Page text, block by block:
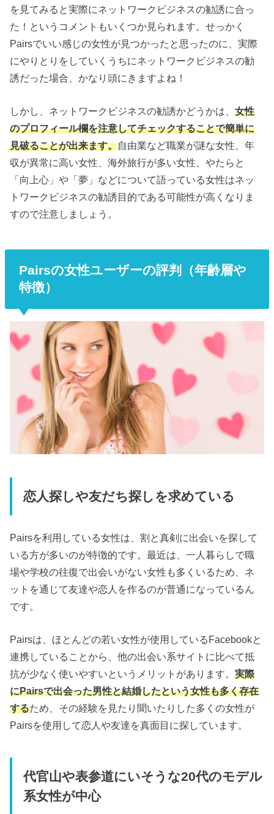
を見てみると実際にネットワークビジネスの勧誘に合っ
た！というコメントもいくつか見られます。せっかく
Pairsでいい感じの女性が見つかったと思ったのに、実際
にやりとりをしていくうちにネットワークビジネスの勧
誘だった場合、かなり頭にきますよね！
しかし、ネットワークビジネスの勧誘かどうかは、女性
のプロフィール欄を注意してチェックすることで簡単に
見破ることが出来ます。自由業など職業が謎な女性、年
収が異常に高い女性、海外旅行が多い女性、やたらと
「向上心」や「夢」などについて語っている女性はネッ
トワークビジネスの勧誘目的である可能性が高くなりま
すので注意しましょう。
Pairsの女性ユーザーの評判（年齢層や
特徴）
恋人探しや友だち探しを求めている
Pairsを利用している女性は、割と真剣に出会いを探して
いる方が多いのが特徴的です。最近は、一人暮らしで職
場や学校の往復で出会いがない女性も多くいるため、ネ
ットを通じて友達や恋人を作るのが普通になっているん
です。
Pairsは、ほとんどの若い女性が使用しているFacebookと
連携していることから、他の出会い系サイトに比べて抵
抗が少なく使いやすいというメリットがあります。実際
にPairsで出会った男性と結婚したという女性も多く存在
するため、その経験を見たり聞いたりした多くの女性が
Pairsを使用して恋人や友達を真面目に探しています。
代官山や表参道にいそうな20代のモデル
系女性が中心